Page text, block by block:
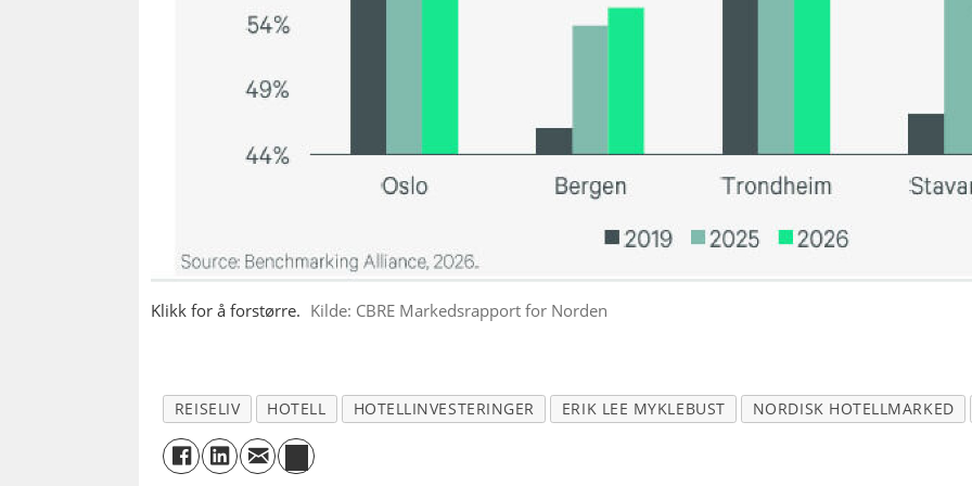
Klikk for å forstørre. Kilde: CBRE Markedsrapport for Norden
REISELIV HOTELL HOTELLINVESTERINGER ERIK LEE MYKLEBUST NORDISK HOTELLMARKED